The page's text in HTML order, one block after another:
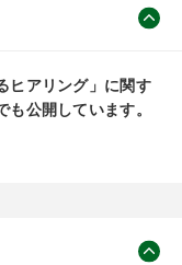
ヒアリング」に関す
公開しています。